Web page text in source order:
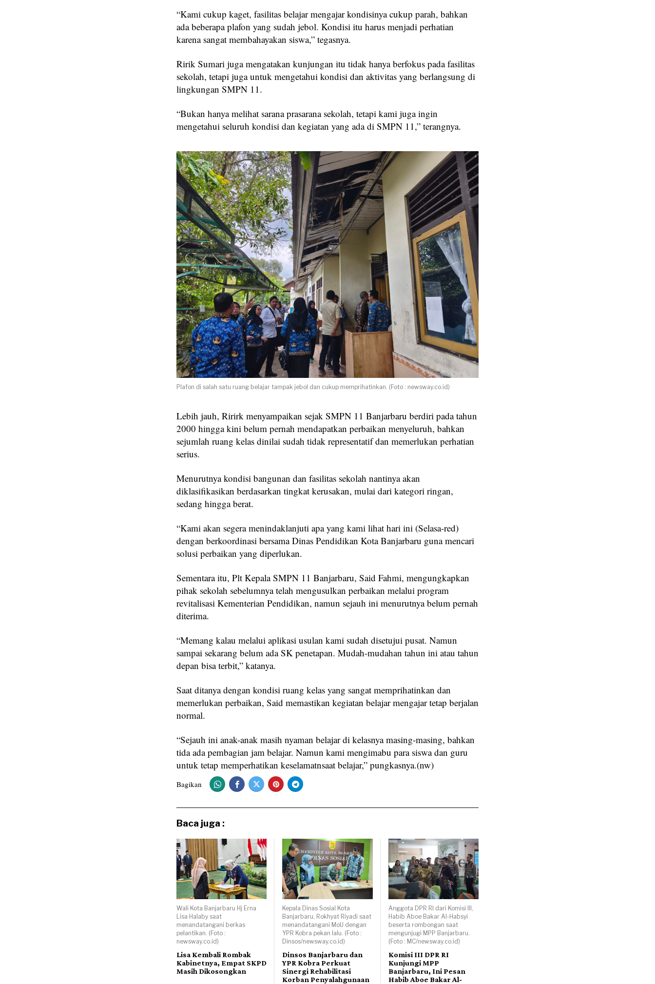
“Kami cukup kaget, fasilitas belajar mengajar kondisinya cukup parah, bahkan
ada beberapa plafon yang sudah jebol. Kondisi itu harus menjadi perhatian
karena sangat membahayakan siswa,” tegasnya.
Ririk Sumari juga mengatakan kunjungan itu tidak hanya berfokus pada fasilitas
sekolah, tetapi juga untuk mengetahui kondisi dan aktivitas yang berlangsung di
lingkungan SMPN 11.
“Bukan hanya melihat sarana prasarana sekolah, tetapi kami juga ingin
mengetahui seluruh kondisi dan kegiatan yang ada di SMPN 11,” terangnya.
Plafon di salah satu ruang belajar tampak jebol dan cukup memprihatinkan. (Foto : newsway.co.id)
Lebih jauh, Ririrk menyampaikan sejak SMPN 11 Banjarbaru berdiri pada tahun
2000 hingga kini belum pernah mendapatkan perbaikan menyeluruh, bahkan
sejumlah ruang kelas dinilai sudah tidak representatif dan memerlukan perhatian
serius.
Menurutnya kondisi bangunan dan fasilitas sekolah nantinya akan
diklasifikasikan berdasarkan tingkat kerusakan, mulai dari kategori ringan,
sedang hingga berat.
“Kami akan segera menindaklanjuti apa yang kami lihat hari ini (Selasa-red)
dengan berkoordinasi bersama Dinas Pendidikan Kota Banjarbaru guna mencari
solusi perbaikan yang diperlukan.
Sementara itu, Plt Kepala SMPN 11 Banjarbaru, Said Fahmi, mengungkapkan
pihak sekolah sebelumnya telah mengusulkan perbaikan melalui program
revitalisasi Kementerian Pendidikan, namun sejauh ini menurutnya belum pernah
diterima.
“Memang kalau melalui aplikasi usulan kami sudah disetujui pusat. Namun
sampai sekarang belum ada SK penetapan. Mudah-mudahan tahun ini atau tahun
depan bisa terbit,” katanya.
Saat ditanya dengan kondisi ruang kelas yang sangat memprihatinkan dan
memerlukan perbaikan, Said memastikan kegiatan belajar mengajar tetap berjalan
normal.
“Sejauh ini anak-anak masih nyaman belajar di kelasnya masing-masing, bahkan
tida ada pembagian jam belajar. Namun kami mengimabu para siswa dan guru
untuk tetap memperhatikan keselamatnsaat belajar,” pungkasnya.(nw)
Bagikan
Baca juga :
Wali Kota Banjarbaru Hj Erna
Lisa Halaby saat
menandatangani berkas
pelantikan. (Foto :
newsway.co.id)
Lisa Kembali Rombak
Kabinetnya, Empat SKPD
Masih Dikosongkan
Kepala Dinas Sosial Kota
Banjarbaru, Rokhyat Riyadi saat
menandatangani MoU dengan
YPR Kobra pekan lalu. (Foto :
Dinsos/newsway.co.id)
Dinsos Banjarbaru dan
YPR Kobra Perkuat
Sinergi Rehabilitasi
Korban Penyalahgunaan
Anggota DPR RI dari Komisi III,
Habib Aboe Bakar Al-Habsyi
beserta rombongan saat
mengunjugi MPP Banjarbaru.
(Foto : MC/newsway.co.id)
Komisi III DPR RI
Kunjungi MPP
Banjarbaru, Ini Pesan
Habib Aboe Bakar Al-